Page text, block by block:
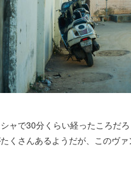
ャで30分くらい経ったころだ
くさんあるようだが、このヴ